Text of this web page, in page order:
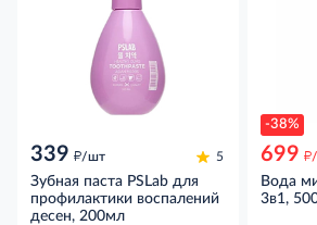
339 д/шт 5
Зубная паста PSLab для
профилактики воспалений
десен, 200мл
-38%
699 д
Вода
3в1,